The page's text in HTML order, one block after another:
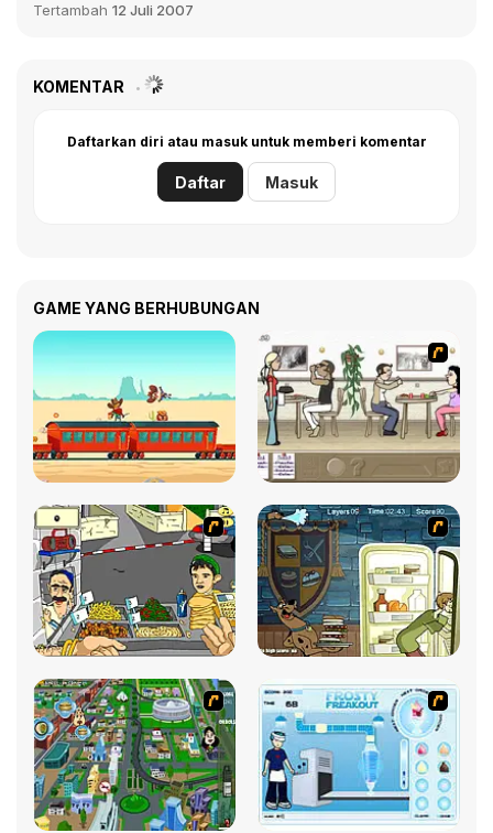
Tertambah 12 Juli 2007
KOMENTAR
Daftarkan diri atau masuk untuk memberi komentar
Daftar Masuk
GAME YANG BERHUBUNGAN